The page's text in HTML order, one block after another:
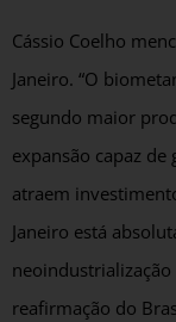
Cássio Coelho
Janeiro. “O
segundo maior
expansão capaz
atraem
Janeiro está
neoindustrialização
reafirmação do